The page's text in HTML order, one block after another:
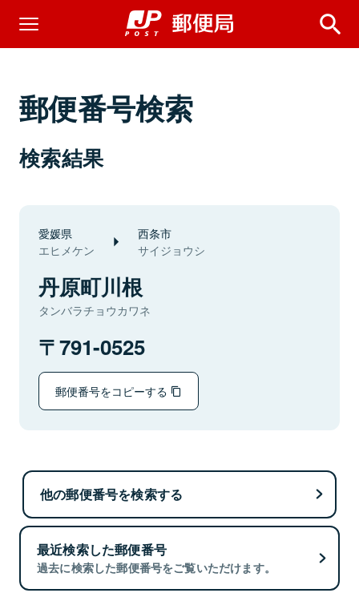
郵便番号検索
検索結果
愛媛県
エヒメケン
西条市
サイジョウシ
丹原町川根
タンバラチョウカワネ
791-0525
郵便番号をコピーする
他の郵便番号を検索する
最近検索した郵便番号
過去に検索した郵便番号をご覧いただけます。